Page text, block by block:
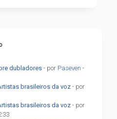
dubladores - por Paseven -
brasileiros da voz - por
brasileiros da voz - por